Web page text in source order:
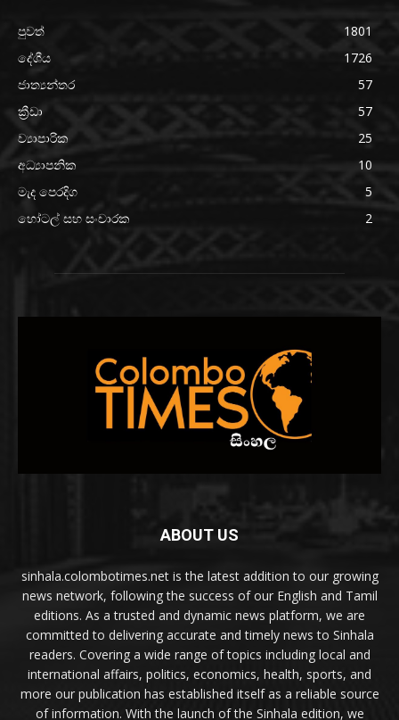
පුවත්
1801
දේශීය
1726
ජාත්‍යන්තර
57
ක්‍රීඩා
57
ව්‍යාපාරික
25
අධ්‍යාපනික
10
මැද පෙරදිග
5
හෝටල් සහ සංචාරක
2
ABOUT US
sinhala.colombotimes.net is the latest addition to our growing
news network, following the success of our English and Tamil
editions. As a trusted and dynamic news platform, we are
committed to delivering accurate and timely news to Sinhala
readers. Covering a wide range of topics including local and
international affairs, politics, economics, health, sports, and
more our publication has established itself as a reliable source
of information. With the launch of the Sinhala edition, we